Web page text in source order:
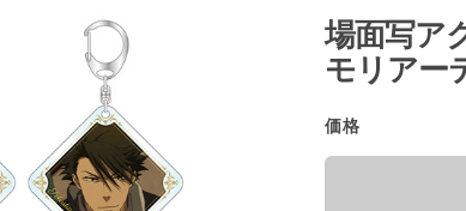
場面写ア
モリアー
価格